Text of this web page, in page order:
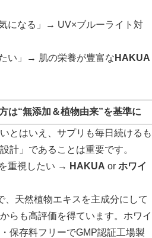
になる」→ UV×ブルーライト対
い」→ 肌の栄養が豊富な HAKUA
は“無添加＆植物由来”を基準に
とはいえ、サプリも毎日続けるも
計」であることは重要です。
重視したい → HAKUA or ホワイ
天然植物エキスを主成分にして
らも高評価を得ています。ホワイ
保存料フリーでGMP認証工場製